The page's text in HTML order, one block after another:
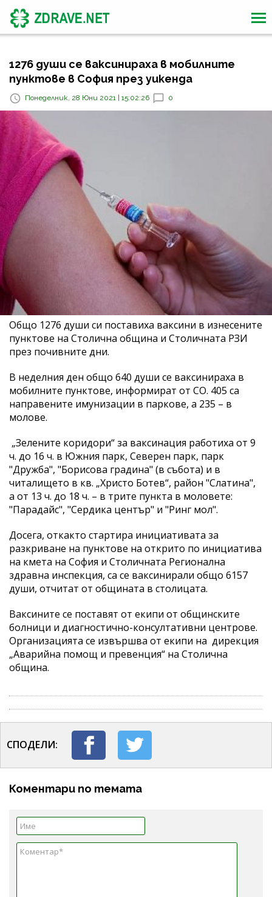
1276 души се ваксинираха в мобилните
пунктове в София през уикенда
Понеделник, 28 Юни 2021 | 15:02:26 0
Общо 1276 души си поставиха ваксини в изнесените
пунктове на Столична община и Столичната РЗИ
през почивните дни.
В неделния ден общо 640 души се ваксинираха в
мобилните пунктове, информират от СО. 405 са
направените имунизации в паркове, а 235 – в
молове.
„Зелените коридори“ за ваксинация работиха от 9
ч. до 16 ч. в Южния парк, Северен парк, парк
"Дружба", "Борисова градина" (в събота) и в
читалището в кв. „Христо Ботев“, район "Слатина",
а от 13 ч. до 18 ч. – в трите пункта в моловете:
"Парадайс", "Сердика център" и "Ринг мол".
Досега, откакто стартира инициативата за
разкриване на пунктове на открито по инициатива
на кмета на София и Столичната Регионална
здравна инспекция, са се ваксинирали общо 6157
души, отчитат от общината в столицата.
Ваксините се поставят от екипи от общинските
болници и диагностично-консултативни центрове.
Организацията се извършва от екипи на дирекция
„Аварийна помощ и превенция“ на Столична
община.
СПОДЕЛИ:
Коментари по темата